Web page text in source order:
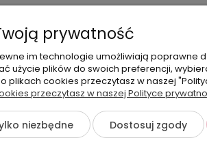
Zastrzeżone | Hurtownia HelloNails
prywatność
im technologie umożliwiają poprawne
użycie plików do swoich preferencji,
plikach cookies przeczytasz w naszej
przeczytasz w naszej Polityce
niezbędne Dostosuj zgody